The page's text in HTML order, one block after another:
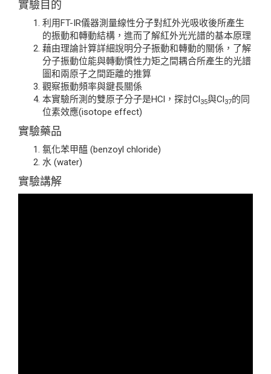
實驗目的
利用FT-IR儀器測量線性分子對紅外光吸收後所產生
的振動和轉動結構，進而了解紅外光光譜的基本原理
藉由理論計算詳細說明分子振動和轉動的關係，了解
分子振動位能與轉動慣性力矩之間耦合所產生的光譜
圖和兩原子之間距離的推算
觀察振動頻率與鍵長關係
本實驗所測的雙原子分子是HCl，探討Cl35與Cl37的同
位素效應(isotope effect)
實驗藥品
氯化苯甲醯 (benzoyl chloride)
水 (water)
實驗講解